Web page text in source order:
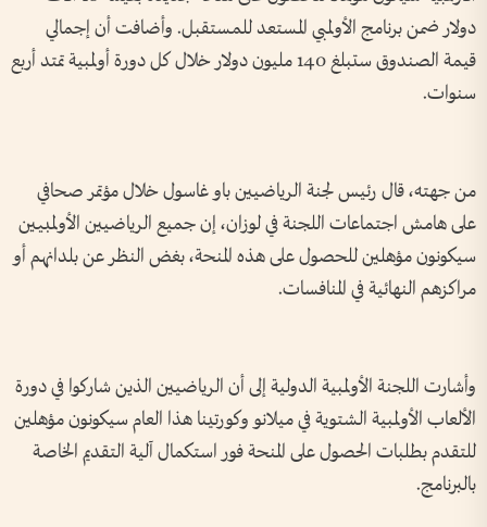
دولار ضمن برنامج الأولمبي المستعد للمستقبل. وأضافت أن إجمالي
قيمة الصندوق ستبلغ 140 مليون دولار خلال كل دورة أولمبية تمتد أربع
سنوات.
من جهته، قال رئيس لجنة الرياضيين باو غاسول خلال مؤتمر صحافي
على هامش اجتماعات اللجنة في لوزان، إن جميع الرياضيين الأولمبيين
سيكونون مؤهلين للحصول على هذه المنحة، بغض النظر عن بلدانهم أو
مراكزهم النهائية في المنافسات.
وأشارت اللجنة الأولمبية الدولية إلى أن الرياضيين الذين شاركوا في دورة
الألعاب الأولمبية الشتوية في ميلانو وكورتينا هذا العام سيكونون مؤهلين
للتقدم بطلبات الحصول على المنحة فور استكمال آلية التقديم الخاصة
بالبرنامج.